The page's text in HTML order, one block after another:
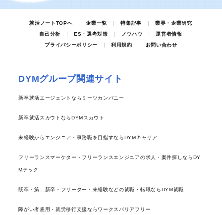
就活ノートTOPへ 企業一覧 特集記事
業界・企業研究
自己分析
ES・選考対策 ノウハウ
運営者情報
プライバシーポリシー
利用規約 お問い合わせ
DYMグループ関連サイト
新卒就活エージェントならミーツカンパニー
新卒就活スカウトならDYMスカウト
未経験からエンジニア・事務職を目指すならDYMキャリア
フリーランスマーケター・フリーランスエンジニアの求人・案件探しならDY
Mテック
既卒・第二新卒・フリーター・未経験などの就職・転職ならDYM就職
障がい者雇用・就労移行支援ならワークスバリアフリー